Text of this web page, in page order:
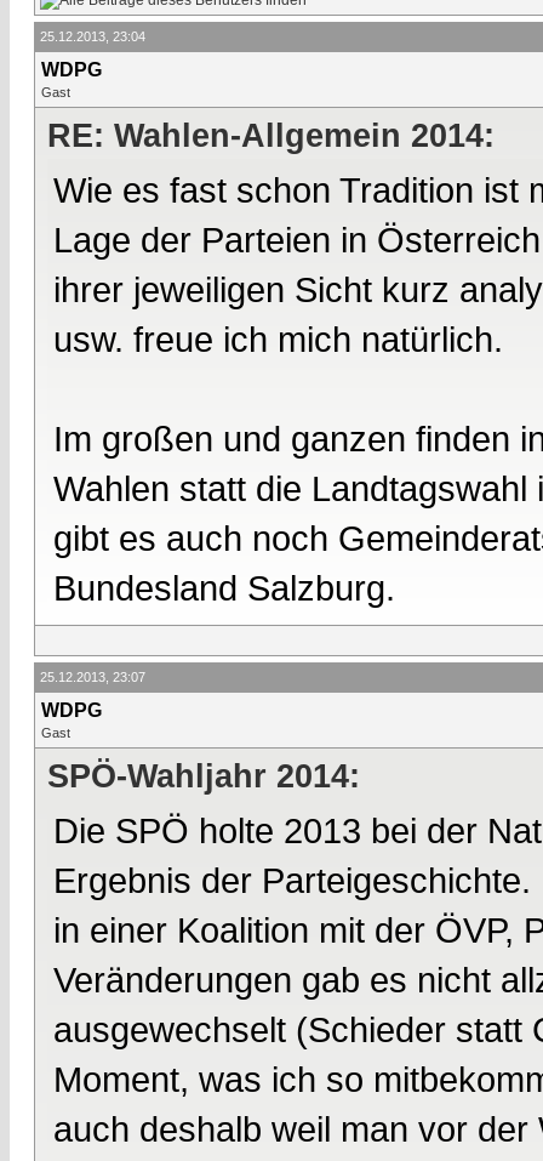
25.12.2013, 23:04
WDPG
Gast
RE: Wahlen-Allgemein 2014:
Wie es fast schon Tradition ist
Lage der Parteien in
ihrer jeweiligen Sicht kurz
usw. freue ich mich natürlich.
Im großen und ganzen finden
Wahlen statt die
gibt es auch noch
Bundesland Salzburg.
25.12.2013, 23:07
WDPG
Gast
SPÖ-Wahljahr 2014:
Die SPÖ holte 2013 bei der
Ergebnis der
in einer Koalition mit der ÖVP,
Veränderungen gab es nicht
ausgewechselt (Schieder statt
Moment, was ich so
auch deshalb weil man vor